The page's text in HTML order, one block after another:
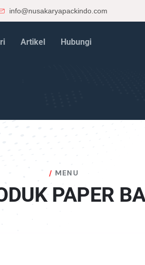
info@nusakaryapackindo.com
Artikel Hubungi
MENU
PAPER